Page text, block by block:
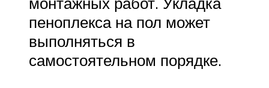
пеноплекса на пол может
выполняться в
самостоятельном порядке.